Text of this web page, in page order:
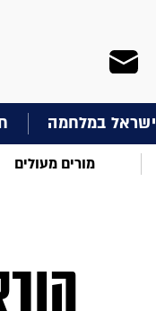
ישראל במלחמה
מורים מעולים